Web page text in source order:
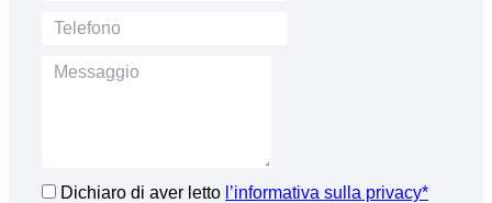
Dichiaro di aver letto l’informativa sulla privacy*